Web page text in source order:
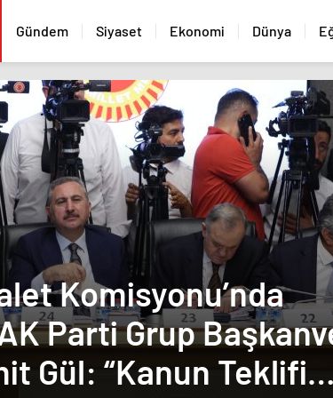
Gündem Siyaset Ekonomi Dünya
Komisyonu’nda
Parti Grup
Gül: “Kanun Teklifi